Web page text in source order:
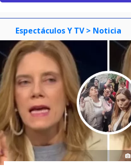
Espectáculos Y TV > Noticia